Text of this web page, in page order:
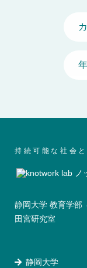
持続可能な社会
静岡大学 教育学部
田宮研究室
静岡大学